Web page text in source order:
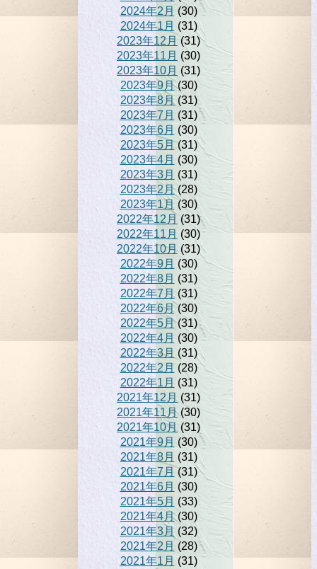
2024年2月 (30)
2024年1月 (31)
2023年12月 (31)
2023年11月 (30)
2023年10月 (31)
2023年9月(30)
2023年8月(31)
2023年7月 (31)
2023年6月 (30)
2023年5月(31)
2023年4月 (30)
2023年3月 (31)
2023年2月(28)
2023年1月(30)
2022年12月 (31)
2022年11月 (30)
2022年10月 (31)
2022年9月 (30)
2022年8月 (31)
2022年7月(31)
2022年6月(30)
2022年5月(31)
2022年4月(30)
2022年3月 (31)
2022年2月 (28)
2022年1月 (31)
2021年12月 (31)
2021年11月(30)
2021年10月 (31)
2021年9月 (30)
2021年8月 (31)
2021年7月 (31)
2021年6月 (30)
2021年5月 (33)
2021年4月(30)
2021年3月(32)
2021年2月 (28)
2021年1月(31)